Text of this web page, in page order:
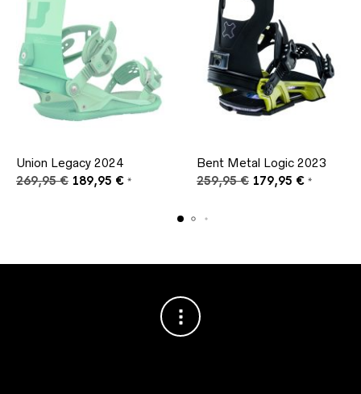
Union Legacy 2024
269,95€ Ursprünglicher
189,95 €Aktueller
189,95 €.
*
Bent Metal Logic 2023
259,95€ Ursprünglicher
179,95 €Aktueller
*